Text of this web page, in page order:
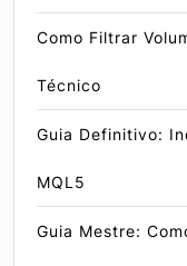
Como Filtrar
Técnico
Guia Definitivo:
MQL5
Guia Mestre: